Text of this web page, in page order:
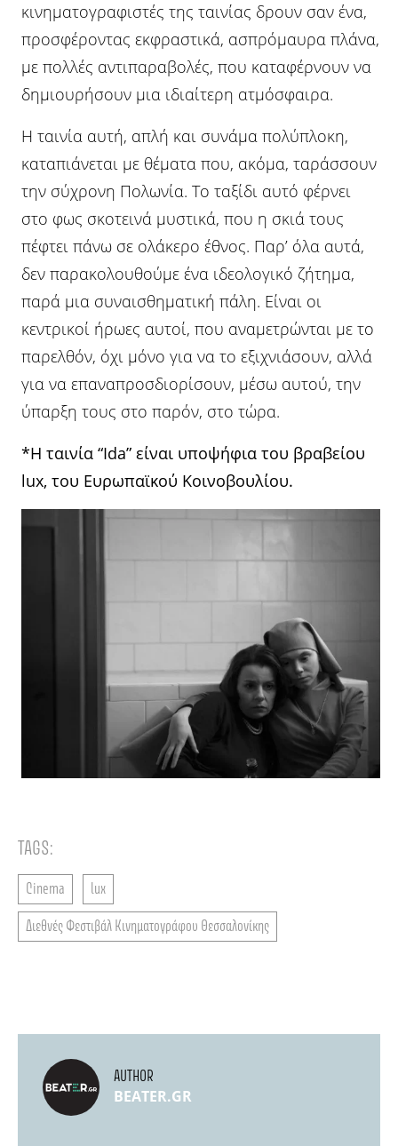
TAGS:
Cinema lux
Διεθνές Φεστιβάλ Κινηματογράφου Θεσσαλονίκης
κινηματογραφιστές της ταινίας δρουν σαν ένα,
προσφέροντας εκφραστικά, ασπρόμαυρα πλάνα,
με πολλές αντιπαραβολές, που καταφέρνουν να
δημιουρήσουν μια ιδιαίτερη ατμόσφαιρα.
Η ταινία αυτή, απλή και συνάμα πολύπλοκη,
καταπιάνεται με θέματα που, ακόμα, ταράσσουν
την σύχρονη Πολωνία. Το ταξίδι αυτό φέρνει
στο φως σκοτεινά μυστικά, που η σκιά τους
πέφτει πάνω σε ολάκερο έθνος. Παρ’ όλα αυτά,
δεν παρακολουθούμε ένα ιδεολογικό ζήτημα,
παρά μια συναισθηματική πάλη. Είναι οι
κεντρικοί ήρωες αυτοί, που αναμετρώνται με το
παρελθόν, όχι μόνο για να το εξιχνιάσουν, αλλά
για να επαναπροσδιορίσουν, μέσω αυτού, την
ύπαρξη τους στο παρόν, στο τώρα.
*Η ταινία “Ida” είναι υποψήφια του βραβείου
lux, του Ευρωπαϊκού Κοινοβουλίου.
AUTHOR
BEATER.GR